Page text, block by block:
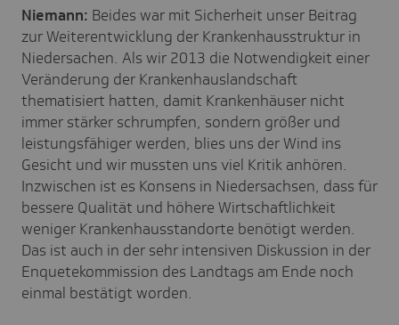
Niemann: Beides war mit Sicherheit unser Beitrag
zur Weiterentwicklung der Krankenhausstruktur in
Niedersachen. Als wir 2013 die Notwendigkeit einer
Veränderung der Krankenhauslandschaft
thematisiert hatten, damit Krankenhäuser nicht
immer stärker schrumpfen, sondern größer und
leistungsfähiger werden, blies uns der Wind ins
Gesicht und wir mussten uns viel Kritik anhören.
Inzwischen ist es Konsens in Niedersachsen, dass für
bessere Qualität und höhere Wirtschaftlichkeit
weniger Krankenhausstandorte benötigt werden.
Das ist auch in der sehr intensiven Diskussion in der
Enquetekommission des Landtags am Ende noch
einmal bestätigt worden.